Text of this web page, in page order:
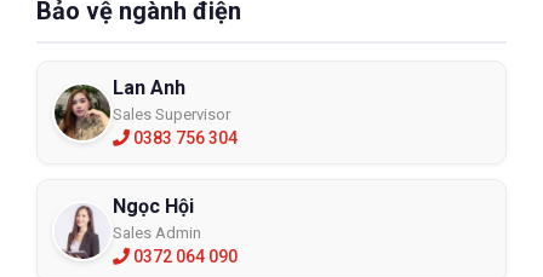
Bảo vệ ngành điện
Lan Anh
Sales Supervisor
0383 756 304
Ngọc Hội
Sales Admin
0372 064 090